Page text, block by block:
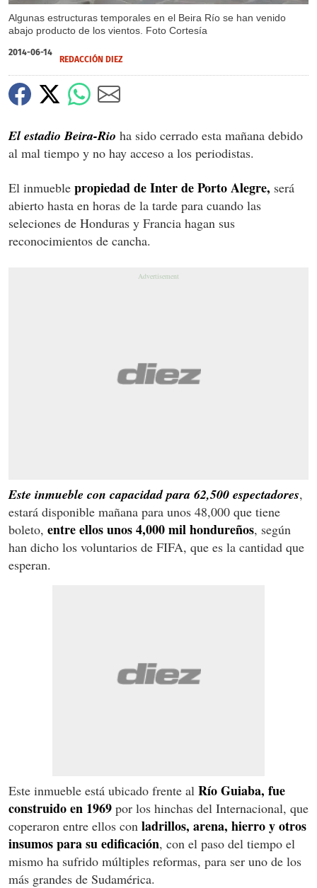
Algunas estructuras temporales en el Beira Río se han venido
abajo producto de los vientos. Foto Cortesía
2014-06-14
REDACCIÓN DIEZ
El estadio Beira-Rio ha sido cerrado esta mañana debido
al mal tiempo y no hay acceso a los periodistas.
El inmueble propiedad de Inter de Porto Alegre, será
abierto hasta en horas de la tarde para cuando las
seleciones de Honduras y Francia hagan sus
reconocimientos de cancha.
Este inmueble con capacidad para 62,500 espectadores,
estará disponible mañana para unos 48,000 que tiene
boleto, entre ellos unos 4,000 mil hondureños, según
han dicho los voluntarios de FIFA, que es la cantidad que
esperan.
Este inmueble está ubicado frente al Río Guiaba, fue
construido en 1969 por los hinchas del Internacional, que
coperaron entre ellos con ladrillos, arena, hierro y otros
insumos para su edificación, con el paso del tiempo el
mismo ha sufrido múltiples reformas, para ser uno de los
más grandes de Sudamérica.